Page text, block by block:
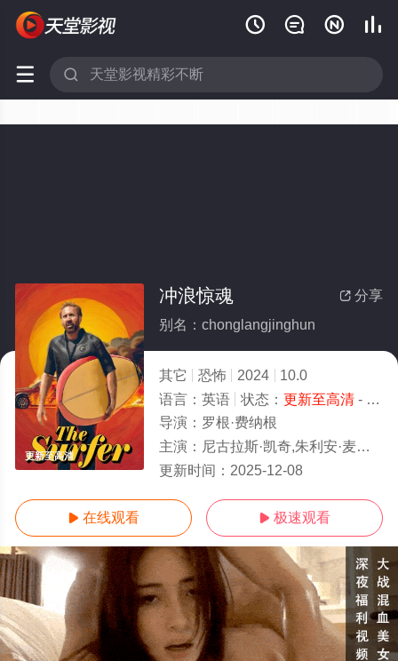
   
 
更新至高清
 分享
冲浪惊魂
别名：chonglangjinghun
其它 恐怖 2024
10.0
语言： 英语 状态： 更新至高清- 免费在线观看
导演： 罗根·费纳根
主演： 尼古拉斯·凯奇,朱利安·麦克马洪,Nicholas,Cassim,米兰达·塔普塞尔,Alexander,Bertra
更新时间： 2025-12-08
 在线观看  极速观看